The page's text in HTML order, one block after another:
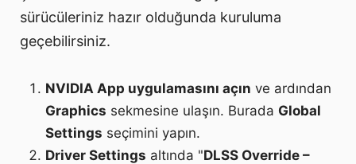
sürücüleriniz hazır olduğunda kuruluma
geçebilirsiniz.
NVIDIA App uygulamasını açın ve ardından
Graphics sekmesine ulaşın. Burada Global
Settings seçimini yapın.
Driver Settings altında "DLSS Override –